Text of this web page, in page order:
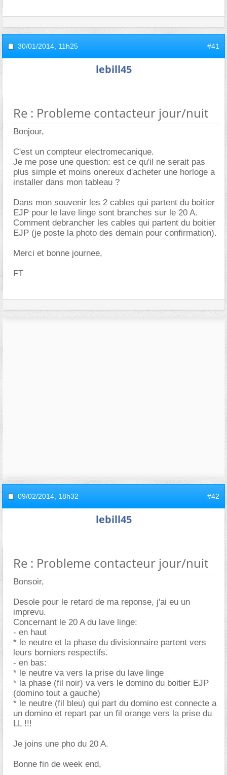
30/01/2014, 11h25 #41
lebill45
Re : Probleme contacteur jour/nuit
Bonjour,
C'est un compteur electromecanique.
Je me pose une question: est ce qu'il ne serait pas
plus simple et moins onereux d'acheter une horloge a
installer dans mon tableau ?
Dans mon souvenir les 2 cables qui partent du boitier
EJP pour le lave linge sont branches sur le 20 A.
Comment debrancher les cables qui partent du boitier
EJP (je poste la photo des demain pour confirmation).
Merci et bonne journee,
FT
09/02/2014, 18h32 #42
lebill45
Re : Probleme contacteur jour/nuit
Bonsoir,
Desole pour le retard de ma reponse, j'ai eu un
imprevu.
Concernant le 20 A du lave linge:
- en haut
* le neutre et la phase du divisionnaire partent vers
leurs borniers respectifs.
- en bas:
* le neutre va vers la prise du lave linge
* la phase (fil noir) va vers le domino du boitier EJP
(domino tout a gauche)
* le neutre (fil bleu) qui part du domino est connecte a
un domino et repart par un fil orange vers la prise du
LL !!!
Je joins une pho du 20 A.
Bonne fin de week end,